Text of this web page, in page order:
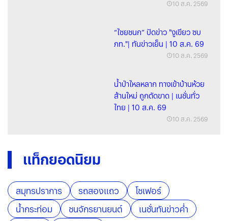
10 ส.ค. 2569
“ไชยชนก” ปัดข่าว "งูเขียว ซบ
ภท."| ทันข่าวเย็น | 10 ส.ค. 69
10 ส.ค. 2569
น้ำป่าไหลหลาก ทางเข้าบ้านห้วย
ส้านใหม่ ถูกตัดขาด | เนชั่นทั่ว
ไทย | 10 ส.ค. 69
10 ส.ค. 2569
แท็กยอดนิยม
สมุทรปราการ รถสองแถว
โชเฟอร์
น้ำกระท่อม
ชนจักรยานยนต์
เนชั่นทันข่าวค่ำ